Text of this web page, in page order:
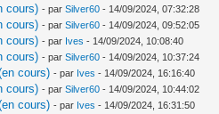
cours) - parSilver60 - 14/09/2024, 07:32:28
cours) - parSilver60 - 14/09/2024, 09:52:05
cours) - par Ives - 14/09/2024, 10:08:40
cours) - parSilver60 - 14/09/2024, 10:37:24
cours) - par Ives - 14/09/2024, 16:16:40
cours) - parSilver60 - 14/09/2024, 10:44:02
cours) - par Ives - 14/09/2024, 16:31:50